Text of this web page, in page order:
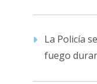
La Policía
fuego